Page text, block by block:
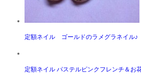
定額ネイル ゴールドのラメグラネイル♪
定額ネイル パステルピンクフレンチ＆お